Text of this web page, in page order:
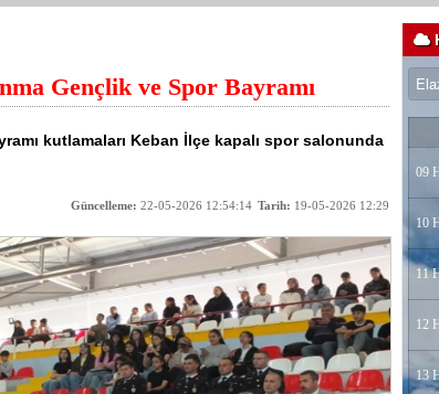
Gençlik ve Spor Bayramı
kutlamaları Keban İlçe kapalı spor salonunda
Güncelleme: 22-05-2026 12:54:14 Tarih: 19-05-2026 12:29
09
10
11
12
13